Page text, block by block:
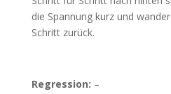
die Spannung kurz und
Schritt zurück.
Regression: –